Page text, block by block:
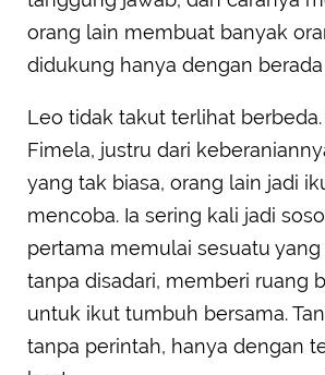
orang lain membuat banyak
didukung hanya dengan
Leo tidak takut terlihat berbeda.
Fimela, justru dari
yang tak biasa, orang lain jadi
mencoba. Ia sering kali jadi
pertama memulai sesuatu
tanpa disadari, memberi ruang
untuk ikut tumbuh bersama.
tanpa perintah, hanya dengan